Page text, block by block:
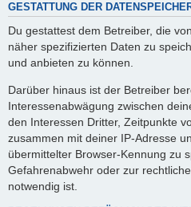
GESTATTUNG DER
Du gestattest dem Betreiber, die
näher spezifizierten Daten zu
und anbieten zu können.
Darüber hinaus ist der Betreiber
Interessenabwägung zwischen
den Interessen Dritter, Zeitpunkte
zusammen mit deiner IP-Adresse
übermittelter Browser-Kennung zu
Gefahrenabwehr oder zur
notwendig ist.